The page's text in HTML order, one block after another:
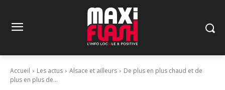
Accueil Les actus Alsace et ailleurs
De plus en plus chaud et de
plus en plus de...